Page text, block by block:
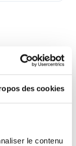
des cookies
le contenu
à Massy